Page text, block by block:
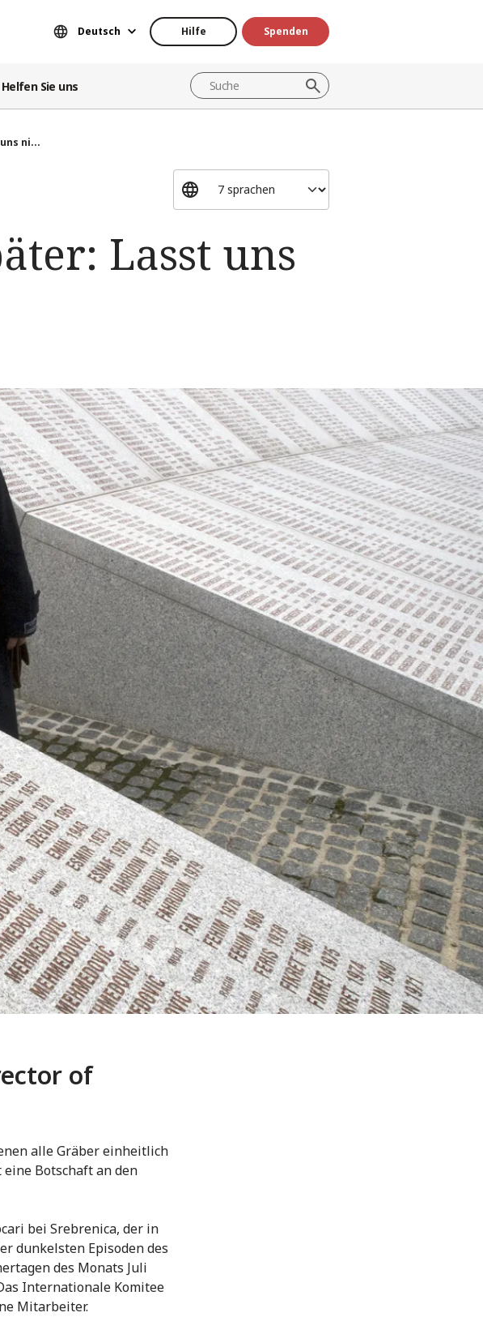
Deutsch Hilfe Spenden
Helfen Sie uns
ni...
Lasst uns
of
alle Gräber einheitlich
Botschaft an den
bei Srebrenica, der in
dunkelsten Episoden des
des Monats Juli
Internationale Komitee
Mitarbeiter.